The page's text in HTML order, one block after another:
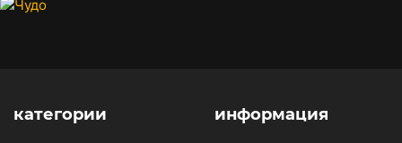
категории информация